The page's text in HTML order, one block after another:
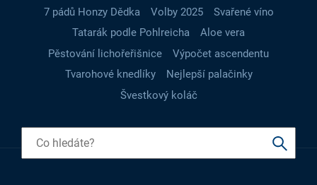
7 pádů Honzy Dědka
Volby 2025
Svařené víno
Tatarák podle Pohlreicha
Aloe vera
Pěstování lichořeřišnice
Výpočet ascendentu
Tvarohové knedlíky
Nejlepší palačinky
Švestkový koláč